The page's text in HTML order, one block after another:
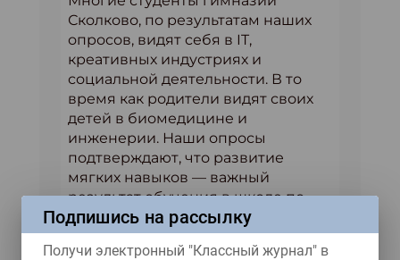
Сколково, по результатам наших
опросов, видят себя в IT,
креативных индустриях и
социальной деятельности. В то
время как родители видят своих
детей в биомедицине и
инженерии. Наши опросы
подтверждают, что развитие
мягких навыков — важный
результат обучения в школе по
мнению и школьников, и
родителей. При этом развитие
soft-skills — креативность умение
Подпишись на рассылку
Получи электронный "Классный журнал" в